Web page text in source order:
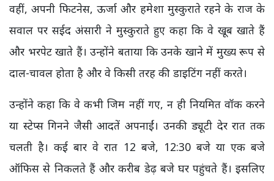
वहीं, अपनी फिटनेस, ऊर्जा और हमेशा मुस्कुराते रहने के राज के
सवाल पर सईद अंसारी ने मुस्कुराते हुए कहा कि वे खूब खाते हैं
और भरपेट खाते हैं। उन्होंने बताया कि उनके खाने में मुख्य रूप से
दाल-चावल होता है और वे किसी तरह की डाइटिंग नहीं करते।
उन्होंने कहा कि वे कभी जिम नहीं गए, न ही नियमित वॉक करने
या स्टेप्स गिनने जैसी आदतें अपनाईं। उनकी ड्यूटी देर रात तक
चलती है। कई बार वे रात 12 बजे, 12:30 बजे या एक बजे
ऑफिस से निकलते हैं और करीब डेढ़ बजे घर पहुंचते हैं। इसलिए